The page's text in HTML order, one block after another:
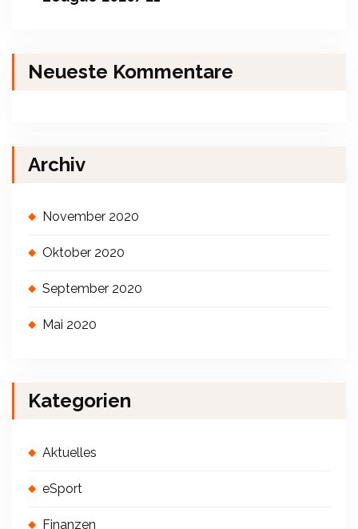
Neueste Kommentare
Archiv
November 2020
Oktober 2020
September 2020
Mai 2020
Kategorien
Aktuelles
eSport
Finanzen